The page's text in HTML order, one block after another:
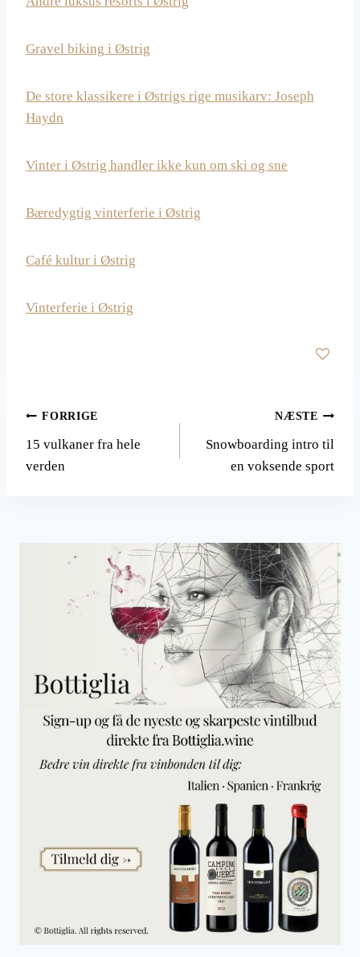
Gravel biking i Østrig
De store klassikere i Østrigs rige musikarv: Joseph
Haydn
Vinter i Østrig handler ikke kun om ski og sne
Bæredygtig vinterferie i Østrig
Café kultur i Østrig
Vinterferie i Østrig
Indlægsnavigation
FORRIGE
15 vulkaner fra hele
verden
NÆSTE
Snowboarding intro til
en voksende sport